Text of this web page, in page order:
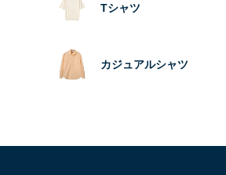
Tシャツ
カジュアルシャツ